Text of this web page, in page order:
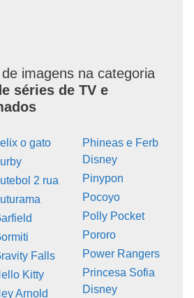
imagens na categoria
séries de TV e
o gato
2 rua
Falls
Kitty
Arnold
Phineas e Ferb
Disney
Pinypon
Pocoyo
Polly Pocket
Pororo
Power Rangers
Princesa Sofia
Disney